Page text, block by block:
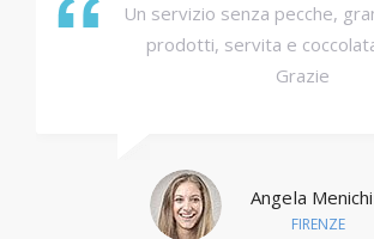
Un servizio senza pecche,
prodotti, servita e
Grazie
Angela
FIRENZE